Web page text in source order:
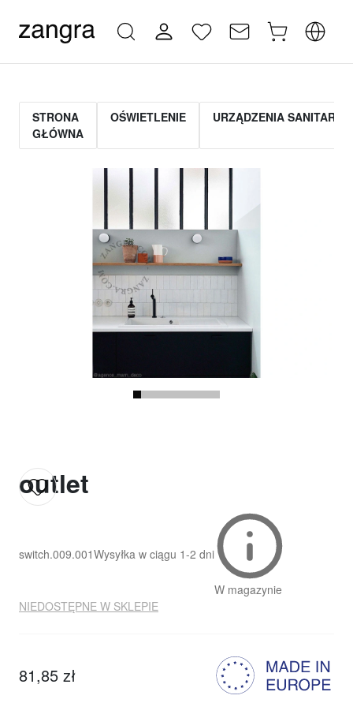
STRONA
GŁÓWNA
OŚWIETLENIE URZĄDZENIA SANITARNE
outlet
switch.009.001Wysyłka w ciągu 1-2 dni
W magazynie
NIEDOSTĘPNE W SKLEPIE
81,85 zł